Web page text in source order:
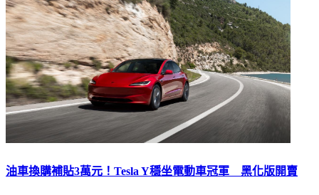
油車換購補貼3萬元！Tesla Y穩坐電動車冠軍 黑化版開賣